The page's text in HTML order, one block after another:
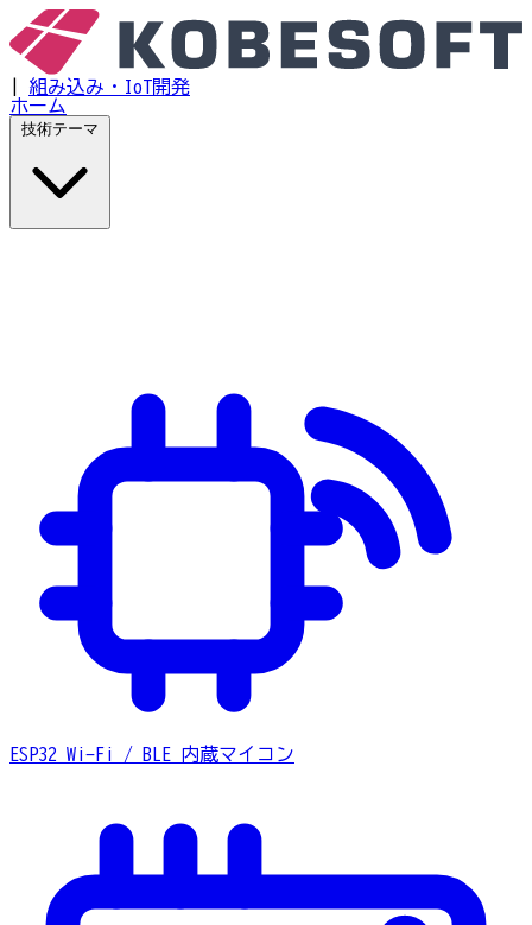
組み込み・IoT開発
ホーム
ESP32 Wi-Fi / BLE 内蔵マイコン